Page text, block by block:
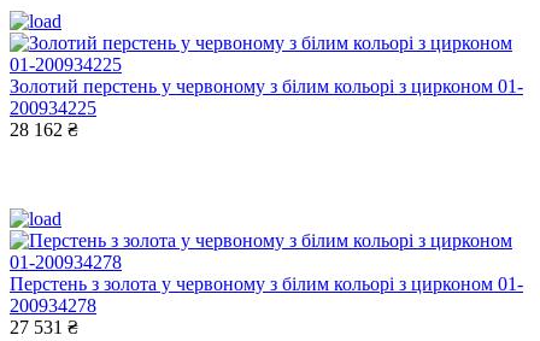
Золотий перстень у червоному з білим кольорі з цирконом 01-
200934225
28 162 ₴
Перстень з золота у червоному з білим кольорі з цирконом 01-
200934278
27 531 ₴